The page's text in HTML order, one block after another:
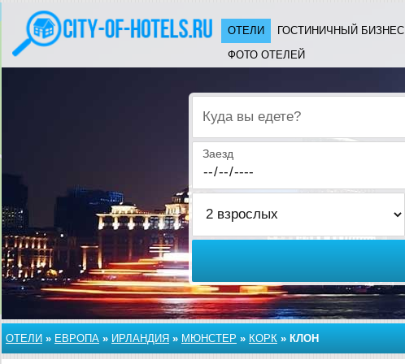
ОТЕЛИ ГОСТИНИЧНЫЙ БИЗНЕС
ФОТО ОТЕЛЕЙ
Куда вы едете?
Заезд
ОТЕЛИ » ЕВРОПА » ИРЛАНДИЯ » МЮНСТЕР » КОРК » КЛОН